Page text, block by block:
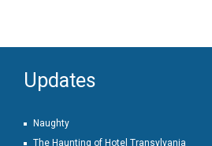
Updates
Naughty
The Haunting of Hotel Transylvania